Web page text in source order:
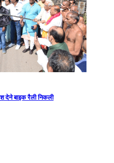
देने बाइक रैली निकली